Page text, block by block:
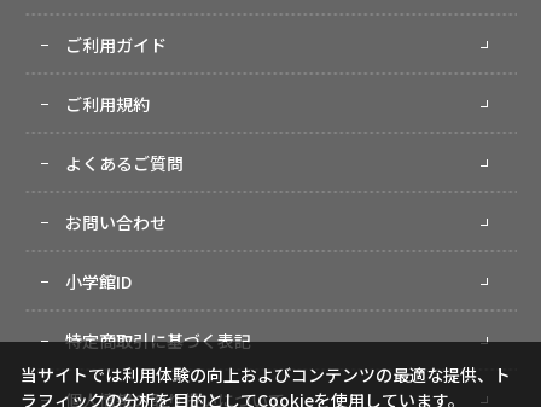
ご利用ガイド
ご利用規約
よくあるご質問
お問い合わせ
小学館ID
特定商取引に基づく表記
個人情報の取り扱いについて
当サイトでは利用体験の向上およびコンテンツの最適な提供、ト
ラフィックの分析を目的としてCookieを使用しています。